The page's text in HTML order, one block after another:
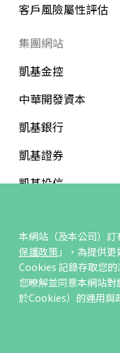
本網站（及本公司）訂
保護政策」，為提供更
Cookies 記錄存取您
您暸解並同意本網站
於Cookies）的運用與
客戶風險屬性評估
集團網站
凱基金控
中華開發資本
凱基銀行
凱基證券
凱基投信
訂閱/取消電子報